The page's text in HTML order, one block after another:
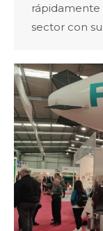
rápidamente
sector con